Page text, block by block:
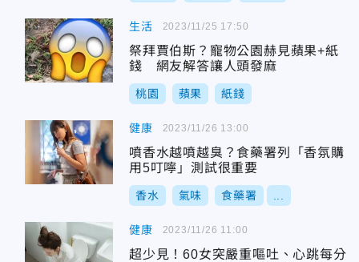
生活
祭拜賈伯斯？寵物公園赫見蘋果+紙
錢 網友解答讓人頭發麻
桃園 蘋果 紙錢
2023/11/25 17:50
健康
噴香水越噴越臭？食藥署列「香氛購
用5叮嚀」測試很重要
香水 氣味 食藥署
2023/11/26 13:00
健康
超少見！60女突嚴重嘔吐、心跳每分
2023/11/26 11:00